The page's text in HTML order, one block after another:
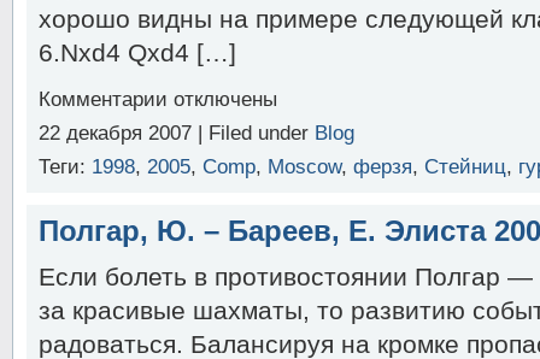
хорошо видны на примере следующей
6.Nxd4 Qxd4 […]
Комментарии
Tomashevsky
Morozevich,
2007
отключены
22 декабря 2007 | Filed under Blog
Теги: 1998, 2005, Comp, Moscow, ферзя, Стейниц,
Полгар, Ю. – Бареев, Е. Элиста
Если болеть в противостоянии Полгар
за красивые шахматы, то развитию
радоваться. Балансируя на кромке